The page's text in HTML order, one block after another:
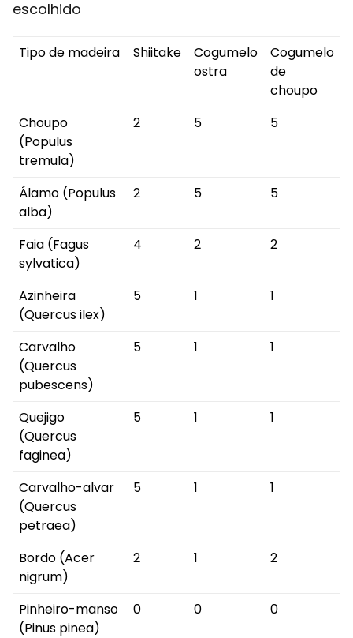
escolhido
Tipo de madeira Shiitake
Cogumelo
ostra
Cogumelo
de
choupo
Choupo
(Populus
tremula)
2 5 5
Álamo (Populus
alba)
2 5 5
Faia (Fagus
sylvatica)
4 2 2
Azinheira
(Quercus ilex)
5 1 1
Carvalho
(Quercus
pubescens)
5 1 1
Quejigo
(Quercus
faginea)
5 1 1
Carvalho-alvar
(Quercus
petraea)
5 1 1
Bordo (Acer
nigrum)
2 1 2
Pinheiro-manso
(Pinus pinea)
0 0 0